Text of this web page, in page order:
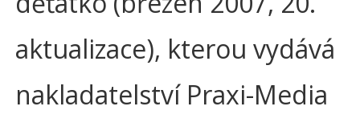
aktualizace), kterou vydává
nakladatelství Praxi-Media